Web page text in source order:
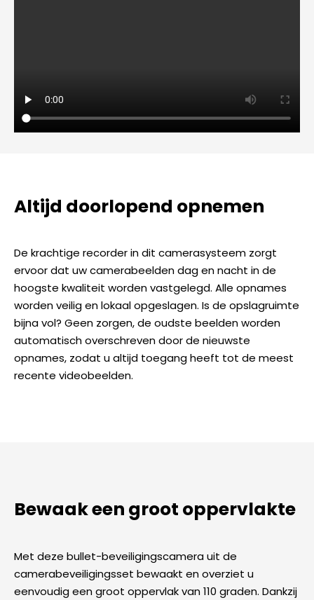
Altijd doorlopend opnemen
De krachtige recorder in dit camerasysteem zorgt
ervoor dat uw camerabeelden dag en nacht in de
hoogste kwaliteit worden vastgelegd. Alle opnames
worden veilig en lokaal opgeslagen. Is de opslagruimte
bijna vol? Geen zorgen, de oudste beelden worden
automatisch overschreven door de nieuwste
opnames, zodat u altijd toegang heeft tot de meest
recente videobeelden.
Bewaak een groot oppervlakte
Met deze bullet-beveiligingscamera uit de
camerabeveiligingsset bewaakt en overziet u
eenvoudig een groot oppervlak van 110 graden. Dankzij